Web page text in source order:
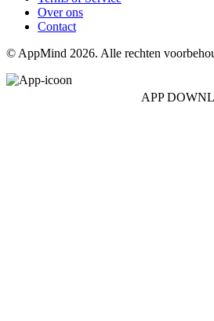
Over ons
Contact
© AppMind 2026. Alle rechten
APP